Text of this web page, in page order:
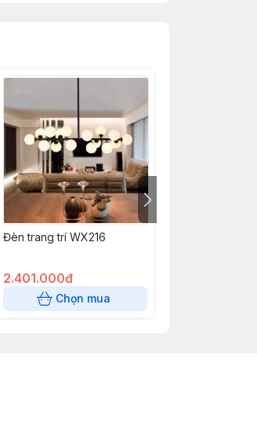
Đèn trang trí WX216
2.401.000đ
Chọn mua